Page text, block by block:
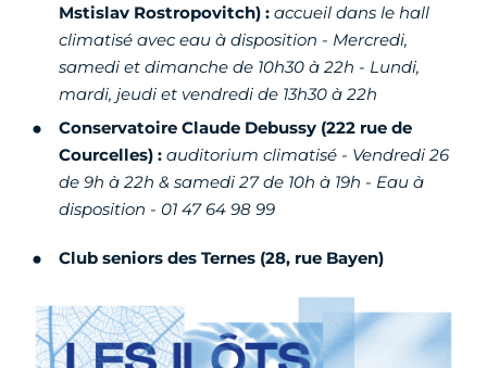
Mstislav Rostropovitch) : accueil dans le hall
climatisé avec eau à disposition - Mercredi,
samedi et dimanche de 10h30 à 22h - Lundi,
mardi, jeudi et vendredi de 13h30 à 22h
Conservatoire Claude Debussy (222 rue de
Courcelles) : auditorium climatisé - Vendredi 26
de 9h à 22h & samedi 27 de 10h à 19h - Eau à
disposition - 01 47 64 98 99
Club seniors des Ternes (28, rue Bayen)